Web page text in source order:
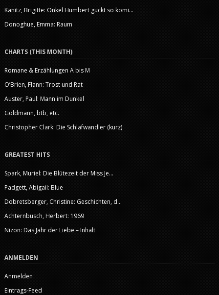
Kanitz, Brigitte: Onkel Humbert guckt so komi...
Donoghue, Emma: Raum
CHARTS (THIS MONTH)
Romane & Erzählungen A bis M
O’Brien, Flann: Trost und Rat
Auster, Paul: Mann im Dunkel
Goldmann, btb, etc.
Christopher Clark: Die Schlafwandler (kurz)
GREATEST HITS
Spark, Muriel: Die Blütezeit der Miss Je...
Padgett, Abigail: Blue
Dobretsberger, Christine: Geschichten, d...
Achternbusch, Herbert: 1969
Nizon: Das Jahr der Liebe – Inhalt
ANMELDEN
Anmelden
Eintrags-Feed